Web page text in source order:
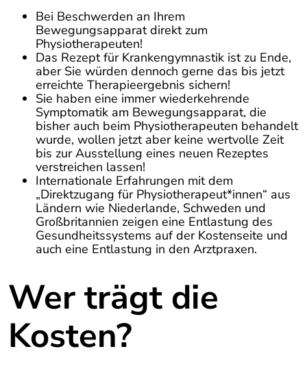
Bei Beschwerden an Ihrem
Bewegungsapparat direkt zum
Physiotherapeuten!
Das Rezept für Krankengymnastik ist zu Ende,
aber Sie würden dennoch gerne das bis jetzt
erreichte Therapieergebnis sichern!
Sie haben eine immer wiederkehrende
Symptomatik am Bewegungsapparat, die
bisher auch beim Physiotherapeuten behandelt
wurde, wollen jetzt aber keine wertvolle Zeit
bis zur Ausstellung eines neuen Rezeptes
verstreichen lassen!
Internationale Erfahrungen mit dem
„Direktzugang für Physiotherapeut*innen“ aus
Ländern wie Niederlande, Schweden und
Großbritannien zeigen eine Entlastung des
Gesundheitssystems auf der Kostenseite und
auch eine Entlastung in den Arztpraxen.
Wer trägt die
Kosten?